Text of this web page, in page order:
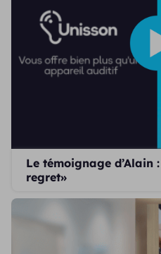
Le témoignage d’Alain
regret»